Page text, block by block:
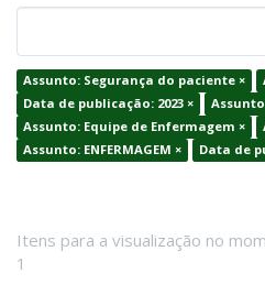
Assunto: Segurança do paciente ×
Data de publicação: 2023 ×
Assunto: Equipe de Enfermagem ×
Assunto: ENFERMAGEM ×
Data de
Itens para a visualização no
1